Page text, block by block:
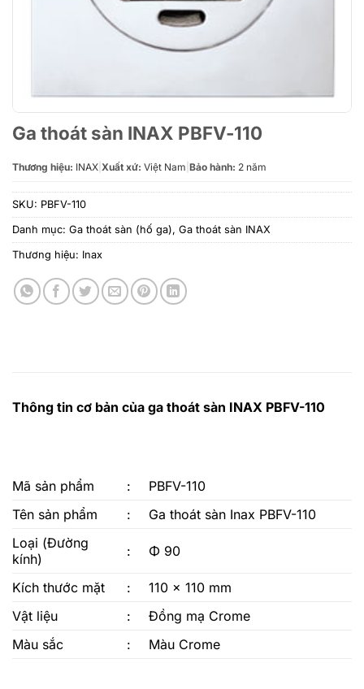
Ga thoát sàn INAX PBFV-110
Thương hiệu: INAX Xuất xứ: Việt Nam Bảo hành: 2 năm
SKU: PBFV-110
Danh mục: Ga thoát sàn (hố ga), Ga thoát sàn INAX
Thương hiệu: Inax
Thông tin cơ bản của ga thoát sàn INAX PBFV-110
Mã sản phẩm :
PBFV-110
Tên sản phẩm
:
Ga thoát sàn Inax PBFV-110
Loại (Đường
kính)
: Φ 90
Kích thước mặt :
110 x 110 mm
Vật liệu
:
Đồng mạ Crome
Màu sắc
: Màu Crome